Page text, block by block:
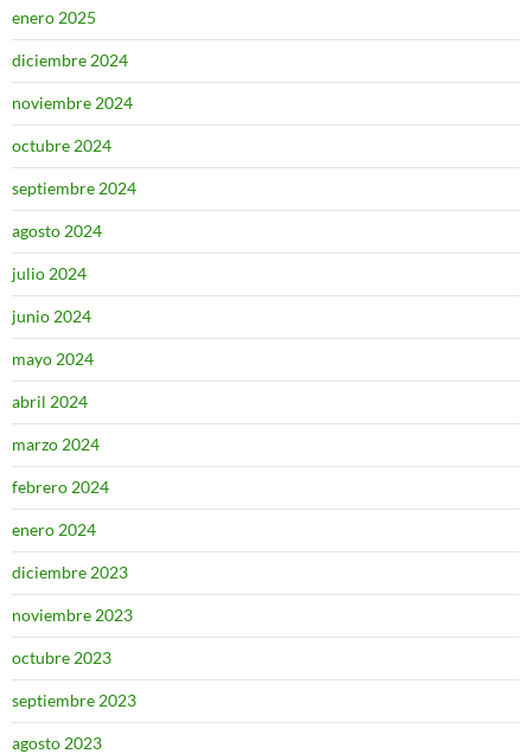
enero 2025
diciembre 2024
noviembre 2024
octubre 2024
septiembre 2024
agosto 2024
julio 2024
junio 2024
mayo 2024
abril 2024
marzo 2024
febrero 2024
enero 2024
diciembre 2023
noviembre 2023
octubre 2023
septiembre 2023
agosto 2023